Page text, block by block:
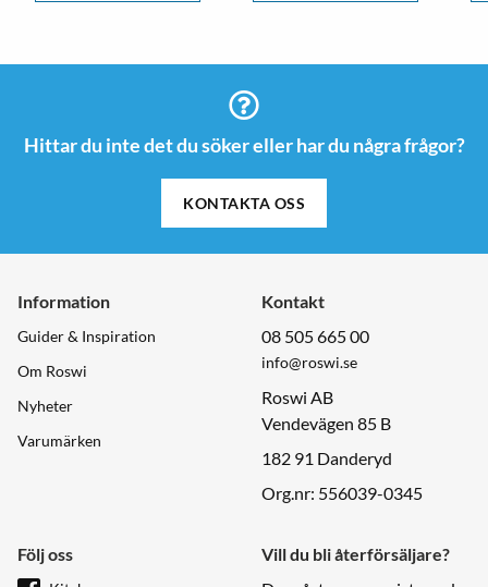
Hittar du inte det du söker eller har du några frågor?
KONTAKTA OSS
Information
Guider & Inspiration
Om Roswi
Nyheter
Varumärken
Kontakt
08 505 665 00
info@roswi.se
Roswi AB
Vendevägen 85 B
182 91 Danderyd
Org.nr: 556039-0345
Följ oss
Vill du bli återförsäljare?